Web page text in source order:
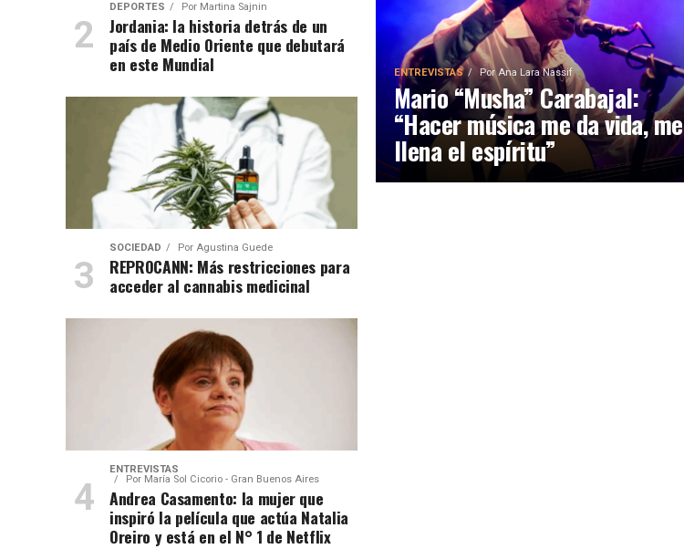
ENTREVISTAS Por Ana Lara Nassif
Mario “Musha” Carabajal:
“Hacer música me da vida, me
llena el espíritu”
DEPORTES Por Martina Sajnin
Jordania: la historia detrás de un
país de Medio Oriente que debutará
en este Mundial
SOCIEDAD Por Agustina Guede
REPROCANN: Más restricciones para
acceder al cannabis medicinal
ENTREVISTAS
Por María Sol Cicorio - Gran Buenos Aires
Andrea Casamento: la mujer que
inspiró la película que actúa Natalia
Oreiro y está en el N° 1 de Netflix